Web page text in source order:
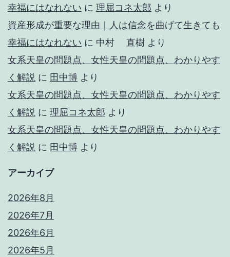
幸福にはなれない に 理屈コネ太郎 より
資産形成が重要な理由｜人は信念を曲げて生きても
幸福にはなれない に 中村 直樹 より
女系天皇の問題点、女性天皇の問題点、わかりやす
く解説 に 田中博 より
女系天皇の問題点、女性天皇の問題点、わかりやす
く解説 に 理屈コネ太郎 より
女系天皇の問題点、女性天皇の問題点、わかりやす
く解説 に 田中博 より
アーカイブ
2026年8月
2026年7月
2026年6月
2026年5月